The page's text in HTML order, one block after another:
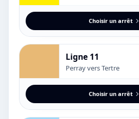
Choisir un arrêt
Ligne 11
Perray vers Tertre
Choisir un arrêt